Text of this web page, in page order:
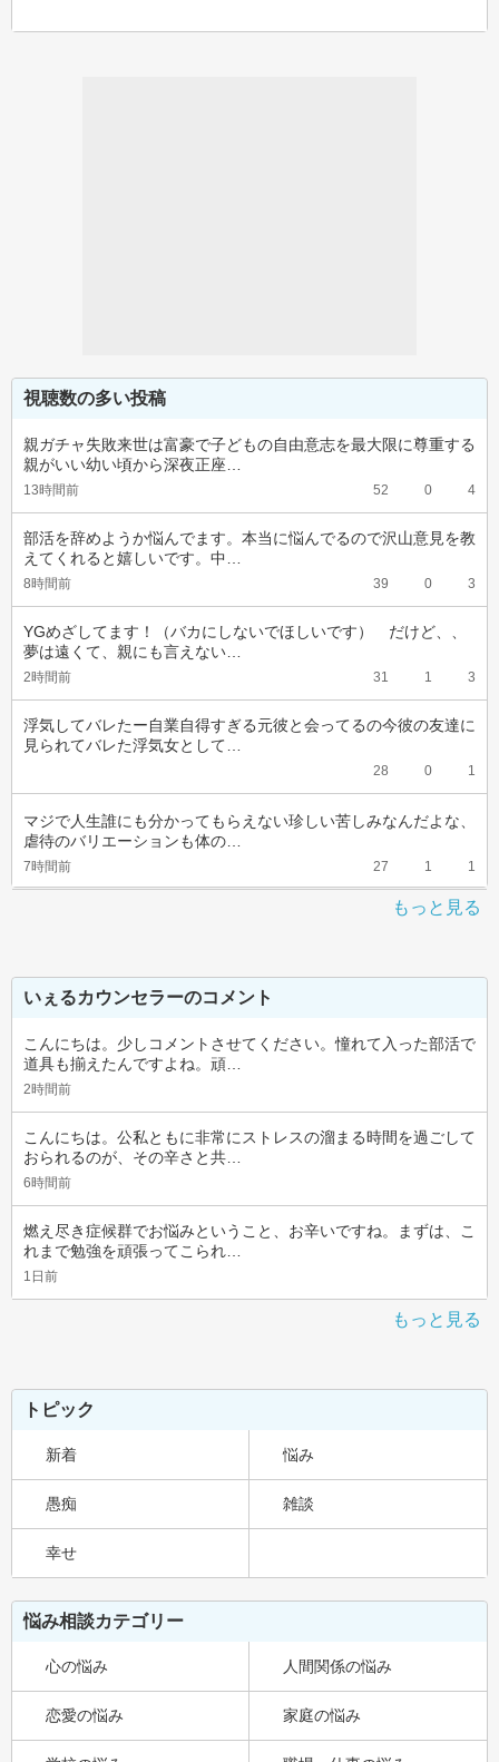
視聴数の多い投稿
親ガチャ失敗来世は富豪で子どもの自由意志を最大限に尊重する
親がいい幼い頃から深夜正座…
13時間前 52 0 4
部活を辞めようか悩んでます。本当に悩んでるので沢山意見を教
えてくれると嬉しいです。中…
8時間前 39 0 3
YGめざしてます！（バカにしないでほしいです）　だけど、、
夢は遠くて、親にも言えない…
2時間前 31 1 3
浮気してバレたー自業自得すぎる元彼と会ってるの今彼の友達に
見られてバレた浮気女として…
28 0 1
マジで人生誰にも分かってもらえない珍しい苦しみなんだよな、
虐待のバリエーションも体の…
7時間前 27 1 1
もっと見る
いぇるカウンセラーのコメント
こんにちは。少しコメントさせてください。憧れて入った部活で
道具も揃えたんですよね。頑…
2時間前
こんにちは。公私ともに非常にストレスの溜まる時間を過ごして
おられるのが、その辛さと共…
6時間前
燃え尽き症候群でお悩みということ、お辛いですね。まずは、こ
れまで勉強を頑張ってこられ…
1日前
もっと見る
トピック
新着 悩み
愚痴 雑談
幸せ
悩み相談カテゴリー
心の悩み 人間関係の悩み
恋愛の悩み 家庭の悩み